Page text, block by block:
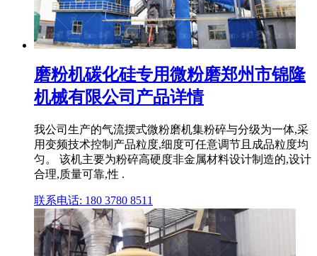
磨粉机碳化硅专用微粉磨郑州市锦隆
机械有限公司产品详情
我公司生产的气流摆式微粉磨机集粉碎与分级为一体,采
用变频技术控制产品粒度,细度可任意调节且成品粒度均
匀。 该机主要为粉碎高硬度非金属材料设计制造的,设计
合理,质量可靠,性 .
联系电话: 180 3780 8511